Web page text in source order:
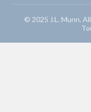
© 2025 J.L. Munn.